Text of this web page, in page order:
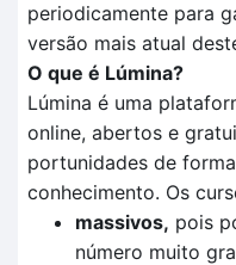
periodicamente para
versão mais atual
O que é Lúmina?
Lúmina é uma
online, abertos e
portunidades de
conhecimento. Os
massivos, pois
número muito